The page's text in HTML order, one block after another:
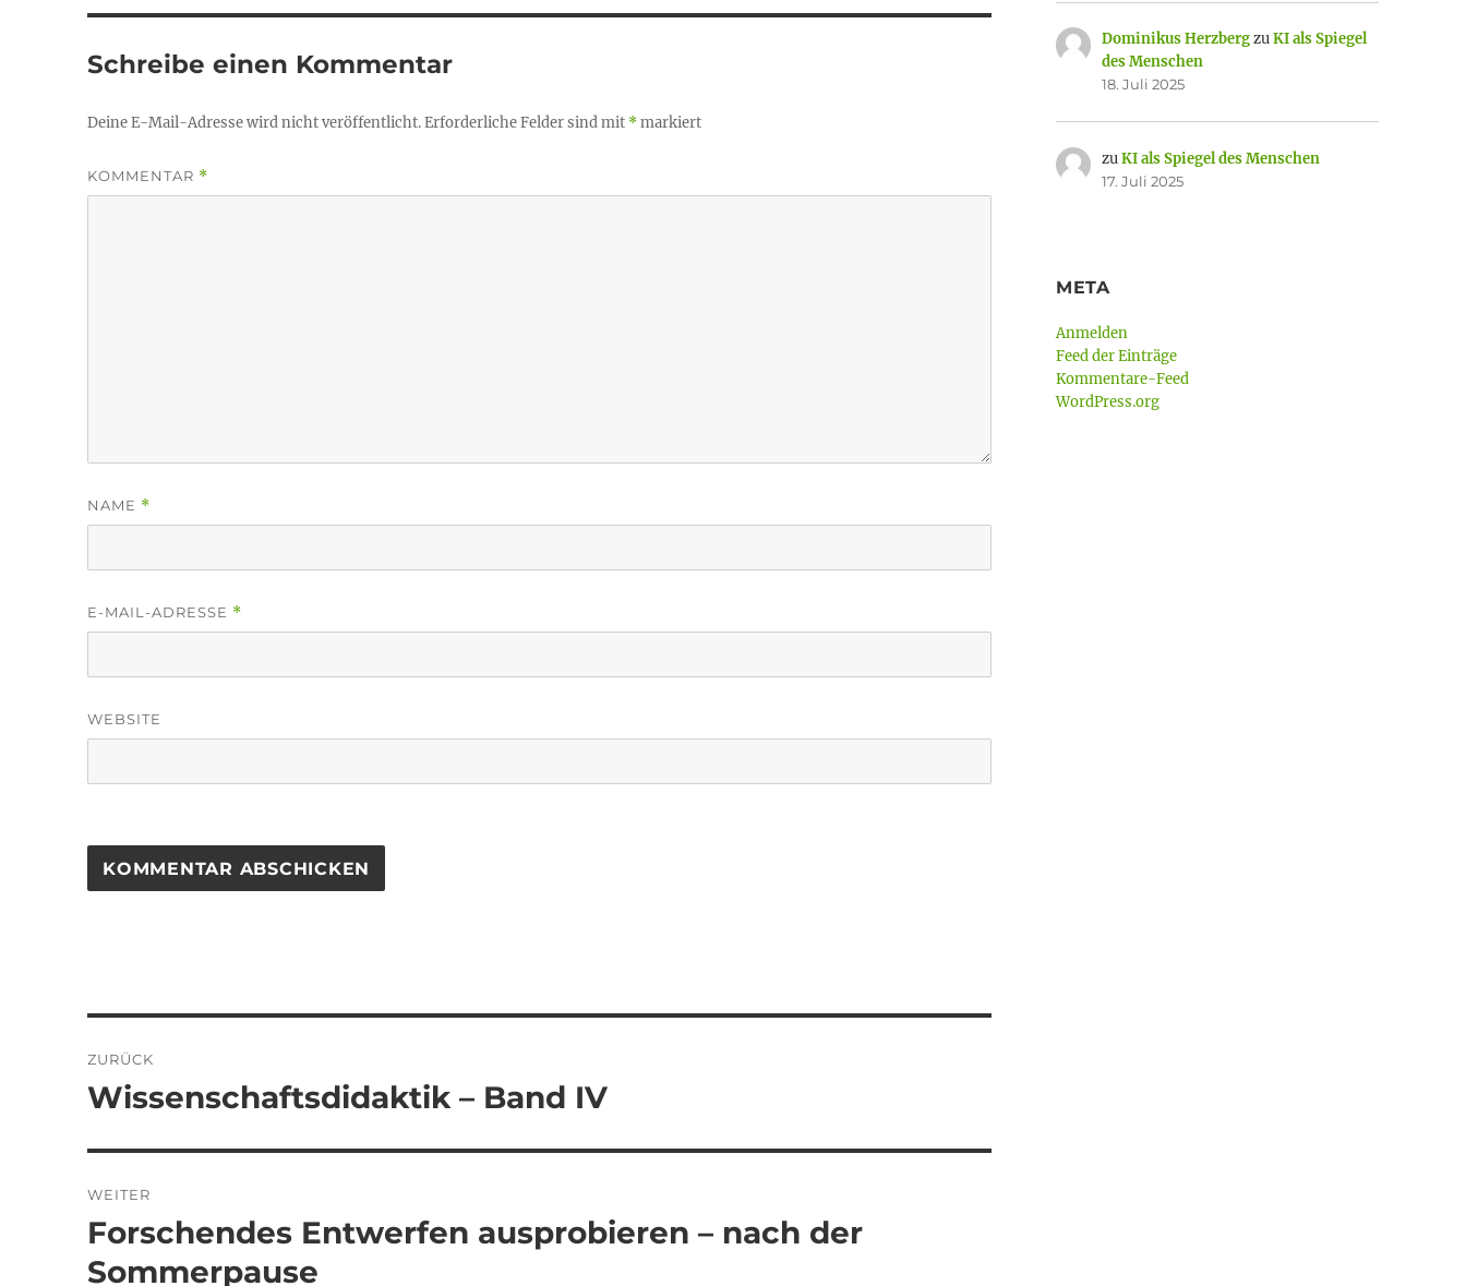
Schreibe einen Kommentar
Deine E-Mail-Adresse wird nicht veröffentlicht.Erforderliche Felder sind mit *markiert
KOMMENTAR *
NAME *
E-MAIL-ADRESSE *
WEBSITE
ZURÜCK
Vorheriger
Wissenschaftsdidaktik – Band IV
WEITER
Nächster
Beitrag:
Forschendes Entwerfen ausprobieren – nach der
Sommerpause
Dominikus HerzbergzuKI als Spiegel
des Menschen
18. Juli 2025
zuKI als Spiegel des Menschen
17. Juli 2025
META
Anmelden
Feed der Einträge
Kommentare-Feed
WordPress.org